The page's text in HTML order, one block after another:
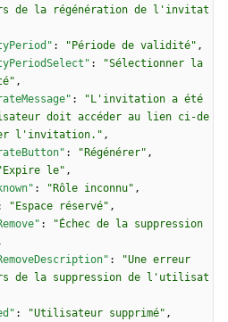
de la régénération de l'invitat
: "Période de validité" ,
:
"Sélectionner la
,
:
"L'invitation a été
doit accéder au lien ci-de
l'invitation." ,
: "Régénérer" ,
le" ,
: "Rôle inconnu" ,
"Espace réservé" ,
:
"Échec de la suppression
:
"Une erreur
de la suppression de l'utilisat
: "Utilisateur supprimé" ,